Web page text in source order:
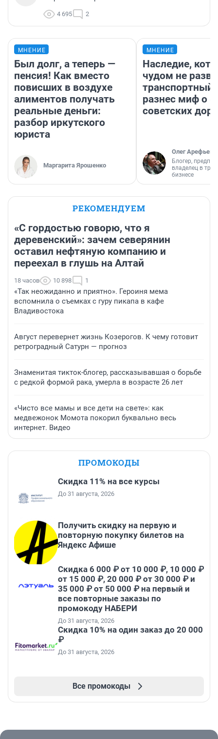
4 695 2
МНЕНИЕ
Был долг, а теперь —
пенсия! Как вместо
повисших в воздухе
алиментов получать
реальные деньги:
разбор иркутского
юриста
Маргарита Ярошенко
МНЕНИЕ
Наследие,
чудом не
транспортный
разнес миф о
советских
Олег Арефьев
Блогер,
владелец в
бизнесе
РЕКОМЕНДУЕМ
«С гордостью говорю, что я
деревенский»: зачем северянин
оставил нефтяную компанию и
переехал в глушь на Алтай
18 часов 10 898 1
«Так неожиданно и приятно». Героиня мема
вспомнила о съемках с гуру пикапа в кафе
Владивостока
Август перевернет жизнь Козерогов. К чему готовит
ретроградный Сатурн — прогноз
Знаменитая тикток-блогер, рассказывавшая о борьбе
с редкой формой рака, умерла в возрасте 26 лет
«Чисто все мамы и все дети на свете»: как
медвежонок Момота покорил буквально весь
интернет. Видео
ПРОМОКОДЫ
Скидка 11% на все курсы
До 31 августа, 2026
Получить скидку на первую и
повторную покупку билетов на
Яндекс Афише
Скидка 6 000 ₽ от 10 000 ₽, 10 000 ₽
от 15 000 ₽, 20 000 ₽ от 30 000 ₽ и
35 000 ₽ от 50 000 ₽ на первый и
все повторные заказы по
промокоду НАБЕРИ
До 31 августа, 2026
Скидка 10% на один заказ до 20 000
₽
До 31 августа, 2026
Все промокоды